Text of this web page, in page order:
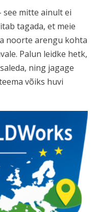
see mitte ainult ei
tagada, et meie
noorte arengu kohta
Palun leidke hetk,
ning jagage
võiks huvi